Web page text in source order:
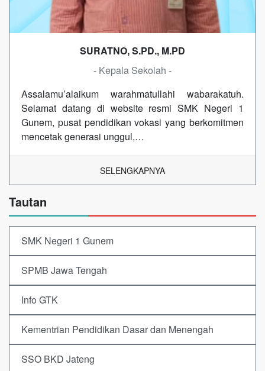
SURATNO, S.PD., M.PD
- Kepala Sekolah -
Assalamu’alaikum warahmatullahi wabarakatuh.
Selamat datang di website resmi SMK Negeri 1
Gunem, pusat pendidikan vokasi yang berkomitmen
mencetak generasi unggul,…
SELENGKAPNYA
Tautan
SMK Negeri 1 Gunem
SPMB Jawa Tengah
Info GTK
Kementrian Pendidikan Dasar dan Menengah
SSO BKD Jateng